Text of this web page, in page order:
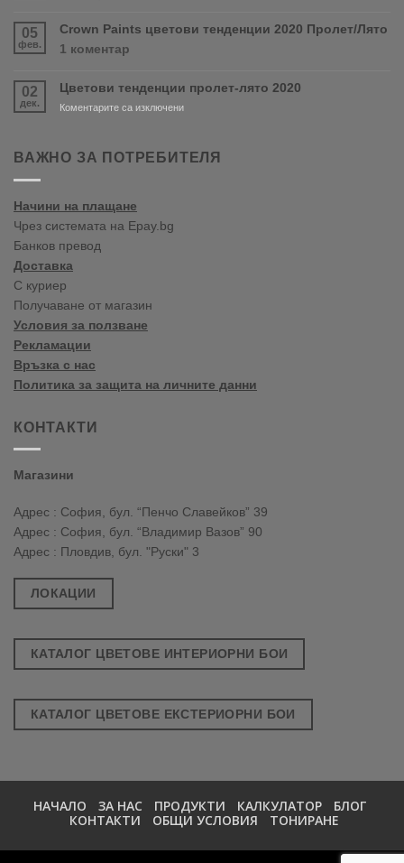
PURDY!
05
фев.
Crown Paints цветови тенденции 2020 Пролет/Лято
1 коментар
цветови
тенденции
Лято
02
дек.
Цветови тенденции пролет-лято 2020
Коментарите са изключениза
пролет-
ВАЖНО ЗА ПОТРЕБИТЕЛЯ
Начини на плащане
Чрез системата на Epay.bg
Банков превод
Доставка
С куриер
Получаване от магазин
Условия за ползване
Рекламации
Връзка с нас
Политика за защита на личните данни
КОНТАКТИ
Магазини
Адрес : София, бул. “Пенчо Славейков” 39
Адрес : София, бул. “Владимир Вазов” 90
Адрес : Пловдив, бул. "Руски" 3
ЛОКАЦИИ
КАТАЛОГ ЦВЕТОВЕ ИНТЕРИОРНИ БОИ
КАТАЛОГ ЦВЕТОВЕ ЕКСТЕРИОРНИ БОИ
НАЧАЛО ЗА НАС ПРОДУКТИ КАЛКУЛАТОР
БЛОГ
КОНТАКТИ
ОБЩИ УСЛОВИЯ ТОНИРАНЕ